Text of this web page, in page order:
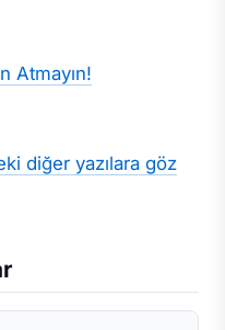
Atmayın!
diğer yazılara göz